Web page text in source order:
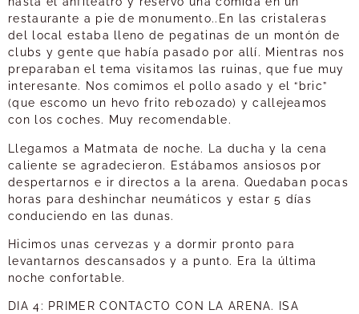
restaurante a pie de monumento..En las cristaleras
del local estaba lleno de pegatinas de un montón de
clubs y gente que había pasado por allí. Mientras nos
preparaban el tema visitamos las ruinas, que fue muy
interesante. Nos comimos el pollo asado y el “bric”
(que escomo un hevo frito rebozado) y callejeamos
con los coches. Muy recomendable.
Llegamos a Matmata de noche. La ducha y la cena
caliente se agradecieron. Estábamos ansiosos por
despertarnos e ir directos a la arena. Quedaban pocas
horas para deshinchar neumáticos y estar 5 días
conduciendo en las dunas.
Hicimos unas cervezas y a dormir pronto para
levantarnos descansados y a punto. Era la última
noche confortable.
DIA 4: PRIMER CONTACTO CON LA ARENA. ISA